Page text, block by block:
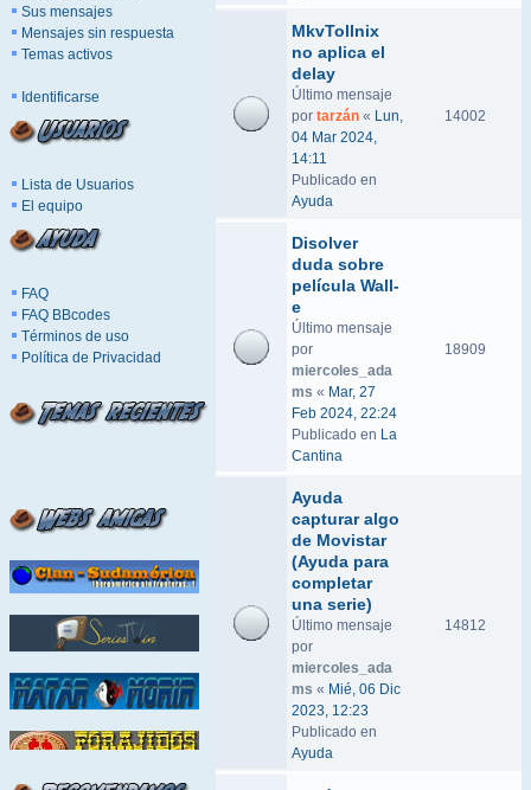
Sus mensajes
Mensajes sin respuesta
Temas activos
Identificarse
Lista de Usuarios
El equipo
FAQ
FAQ BBcodes
Términos de uso
Política de Privacidad
MkvTollnix
no aplica el
delay
Último mensaje
por tarzán « Lun,
04 Mar 2024,
14:11
Publicado en
Ayuda
14002
Disolver
duda sobre
película Wall-
e
Último mensaje
por
miercoles_ada
ms « Mar, 27
Feb 2024, 22:24
Publicado en La
Cantina
18909
Ayuda
capturar algo
de Movistar
(Ayuda para
completar
una serie)
Último mensaje
por
miercoles_ada
ms « Mié, 06 Dic
2023, 12:23
Publicado en
Ayuda
14812